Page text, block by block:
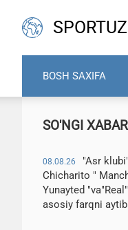
SPORTUZ
BOSH SAXIFA
SO'NGI
08.08.26
"Asr
Chicharito "
Yunayted
asosiy farqni